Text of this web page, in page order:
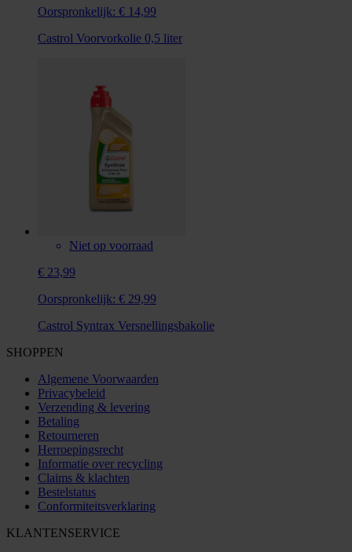
Oorspronkelijk: € 14,99
Castrol Voorvorkolie 0,5 liter
Niet op voorraad
€ 23,99
Oorspronkelijk: € 29,99
Castrol Syntrax Versnellingsbakolie
SHOPPEN
Algemene Voorwaarden
Privacybeleid
Verzending & levering
Betaling
Retourneren
Herroepingsrecht
Informatie over recycling
Claims & klachten
Bestelstatus
Conformiteitsverklaring
KLANTENSERVICE